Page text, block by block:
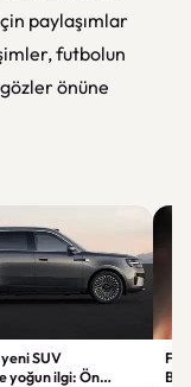
paylaşımlar
futbolun
önüne
SUV
yoğun ilgi: Ön